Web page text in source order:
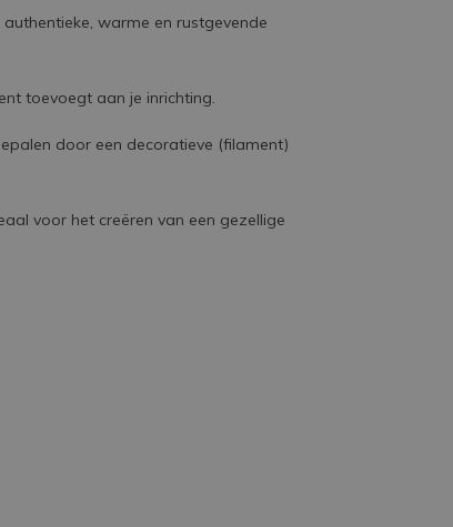
warme en rustgevende
toevoegt aan je inrichting.
door een decoratieve (filament)
voor het creëren van een gezellige